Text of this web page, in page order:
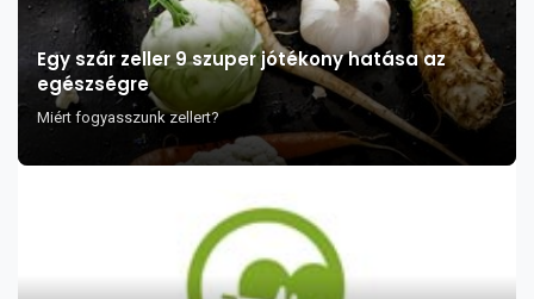
Egy szár zeller 9 szuper jótékony hatása az
egészségre
Miért fogyasszunk zellert?